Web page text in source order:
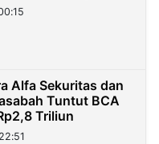
Alfa Sekuritas dan
Tuntut BCA
Triliun